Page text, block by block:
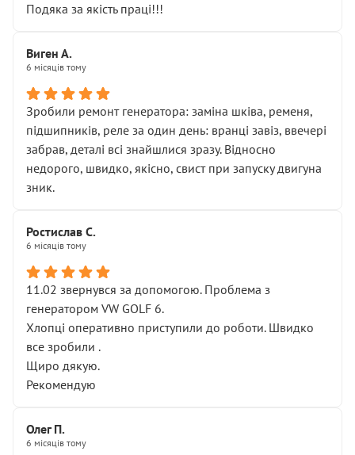
Подяка за якість праці!!!
Виген А.
6 місяців тому
Зробили ремонт генератора: заміна шківа, ременя,
підшипників, реле за один день: вранці завіз, ввечері
забрав, деталі всі знайшлися зразу. Відносно
недорого, швидко, якісно, свист при запуску двигуна
зник.
Ростислав С.
6 місяців тому
11.02 звернувся за допомогою. Проблема з
генератором VW GOLF 6.
Хлопці оперативно приступили до роботи. Швидко
все зробили .
Щиро дякую.
Рекомендую
Олег П.
6 місяців тому